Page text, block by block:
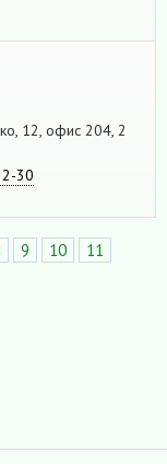
12, офис 204, 2
30
9 10 11